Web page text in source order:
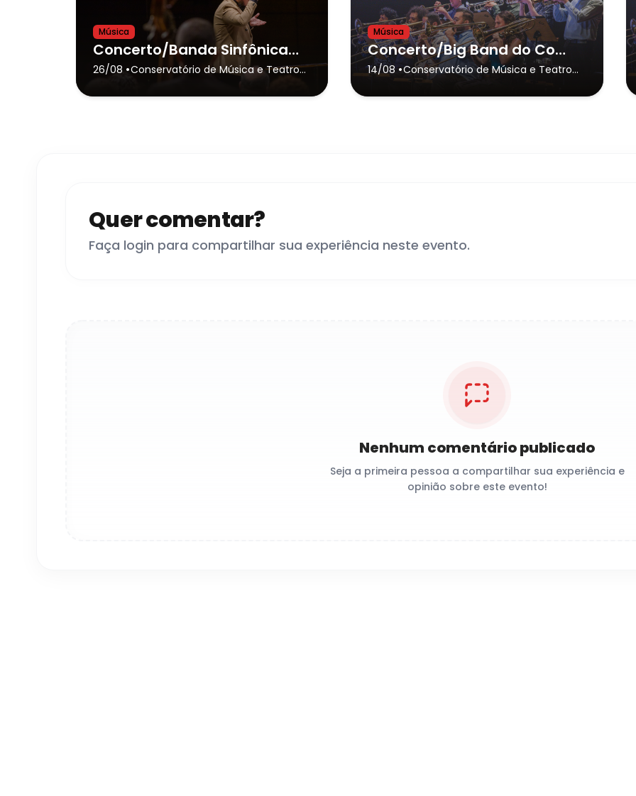
Música
Concerto/Banda Sinfônica do Conservatório de Tatuí e Convidado
26/08 •Conservatório de Música e Teatro
(Sede)- Tatuí
Música
Concerto/Big Band do Conservatório de Tatuí e Convidados(as)
14/08 •Conservatório de Música e Teatro
Dr. Carlos de Campos de Tatuí
(Sede)- Tatuí
Quer comentar?
Faça login para compartilhar sua experiência neste evento.
Nenhum comentário publicado
Seja a primeira pessoa a compartilhar sua experiência e
opinião sobre este evento!